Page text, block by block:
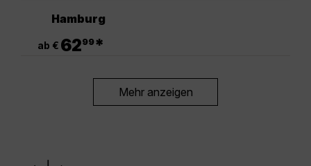
Hamburg
ab € 6299*
Mehr anzeigen